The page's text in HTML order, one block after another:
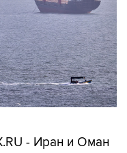
- Иран и Оман
будет